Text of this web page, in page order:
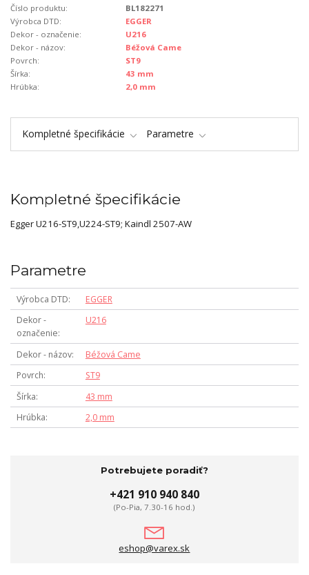
Číslo produktu:
BL182271
Výrobca DTD:
EGGER
Dekor - označenie:
U216
Dekor - názov:
Béžová Came
Povrch:
ST9
Šírka:
43 mm
Hrúbka:
2,0 mm
Kompletné špecifikácie Parametre
Kompletné špecifikácie
Egger U216-ST9,U224-ST9; Kaindl 2507-AW
Parametre
Výrobca DTD
EGGER
Dekor -
označenie
U216
Dekor - názov
Béžová Came
Povrch
ST9
Šírka
43 mm
Hrúbka
2,0 mm
Potrebujete poradiť?
+421 910 940 840
(Po-Pia, 7.30-16 hod.)
eshop@varex.sk